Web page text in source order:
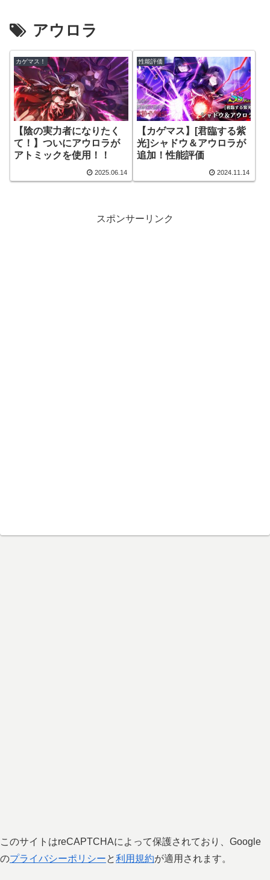
アウロラ
カゲマス！
【陰の実力者になりたく
て！】ついにアウロラが
アトミックを使用！！
2025.06.14
性能評価
【カゲマス】[君臨する紫
光]シャドウ＆アウロラが
追加！性能評価
2024.11.14
スポンサーリンク
このサイトはreCAPTCHAによって保護されており、Google
のプライバシーポリシーと利用規約が適用されます。